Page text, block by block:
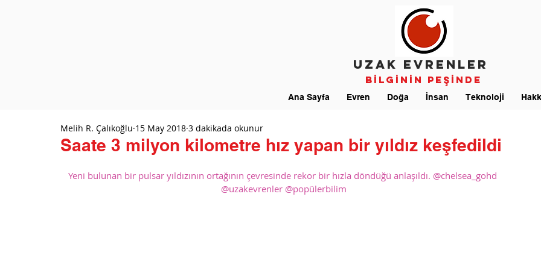
UZAK EVRENLER
Bİlgİnİn Peşİnde
Ana Sayfa Evren Doğa İnsan Teknoloji
Saate 3 milyon kilometre hız yapan bir yıldız keşfedildi
Melih R. Çalıkoğlu 15 May 2018 3 dakikada okunur
Yeni bulunan bir pulsar yıldızının ortağının çevresinde rekor bir hızla döndüğü anlaşıldı. @chelsea_gohd
@uzakevrenler @popülerbilim